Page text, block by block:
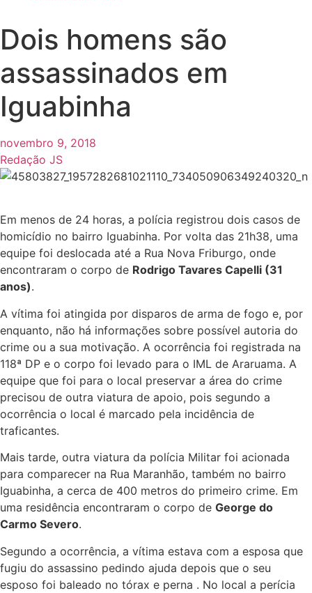
Dois homens são
assassinados em
Iguabinha
novembro 9, 2018
Redação JS
Em menos de 24 horas, a polícia registrou dois casos de
homicídio no bairro Iguabinha. Por volta das 21h38, uma
equipe foi deslocada até a Rua Nova Friburgo, onde
encontraram o corpo de Rodrigo Tavares Capelli (31
anos).
A vítima foi atingida por disparos de arma de fogo e, por
enquanto, não há informações sobre possível autoria do
crime ou a sua motivação. A ocorrência foi registrada na
118ª DP e o corpo foi levado para o IML de Araruama. A
equipe que foi para o local preservar a área do crime
precisou de outra viatura de apoio, pois segundo a
ocorrência o local é marcado pela incidência de
traficantes.
Mais tarde, outra viatura da polícia Militar foi acionada
para comparecer na Rua Maranhão, também no bairro
Iguabinha, a cerca de 400 metros do primeiro crime. Em
uma residência encontraram o corpo de George do
Carmo Severo.
Segundo a ocorrência, a vítima estava com a esposa que
fugiu do assassino pedindo ajuda depois que o seu
esposo foi baleado no tórax e perna . No local a perícia